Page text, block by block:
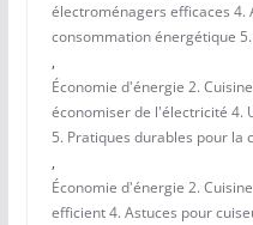
électroménagers efficaces 4.
consommation énergétique
,
Économie d'énergie 2.
économiser de l'électricité 4.
5. Pratiques durables pour la
,
Économie d'énergie 2.
efficient 4. Astuces pour